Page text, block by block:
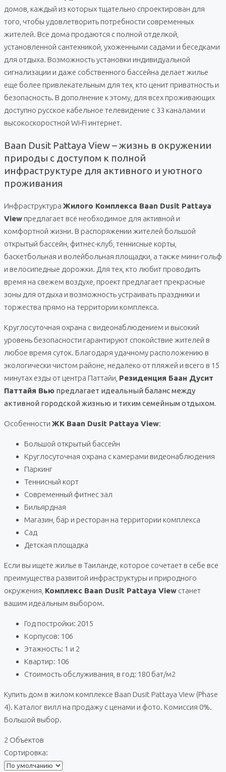
домов, каждый из которых тщательно спроектирован для
того, чтобы удовлетворить потребности современных
жителей. Все дома продаются с полной отделкой,
установленной сантехникой, ухоженными садами и беседками
для отдыха. Возможность установки индивидуальной
сигнализации и даже собственного бассейна делает жилье
еще более привлекательным для тех, кто ценит приватность и
безопасность. В дополнение к этому, для всех проживающих
доступно русское кабельное телевидение с 33 каналами и
высокоскоростной Wi-Fi интернет.
Baan Dusit Pattaya View – жизнь в окружении
природы с доступом к полной
инфраструктуре для активного и уютного
проживания
Инфраструктура Жилого Комплекса Baan Dusit Pattaya
View предлагает всё необходимое для активной и
комфортной жизни. В распоряжении жителей большой
открытый бассейн, фитнес-клуб, теннисные корты,
баскетбольная и волейбольная площадки, а также мини-гольф
и велосипедные дорожки. Для тех, кто любит проводить
время на свежем воздухе, проект предлагает прекрасные
зоны для отдыха и возможность устраивать праздники и
торжества прямо на территории комплекса.
Круглосуточная охрана с видеонаблюдением и высокий
уровень безопасности гарантируют спокойствие жителей в
любое время суток. Благодаря удачному расположению в
экологически чистом районе, недалеко от пляжей и всего в 15
минутах езды от центра Паттайи, Резиденция Баан Дусит
Паттайя Вью предлагает идеальный баланс между
активной городской жизнью и тихим семейным отдыхом.
Особенности ЖК Baan Dusit Pattaya View:
Большой открытый бассейн
Круглосуточная охрана с камерами видеонаблюдения
Паркинг
Теннисный корт
Современный фитнес зал
Бильярдная
Магазин, бар и ресторан на территории комплекса
Сад
Детская площадка
Если вы ищете жилье в Таиланде, которое сочетает в себе все
преимущества развитой инфраструктуры и природного
окружения, Комплекс Baan Dusit Pattaya View станет
вашим идеальным выбором.
Год постройки: 2015
Корпусов: 106
Этажность: 1 и 2
Квартир: 106
Стоимость обслуживания, в год: 180 бат/м2
Купить дом в жилом комплексе Baan Dusit Pattaya View (Phase
4). Каталог вилл на продажу с ценами и фото. Комиссия 0%.
Большой выбор.
2 Объектов
Сортировка: